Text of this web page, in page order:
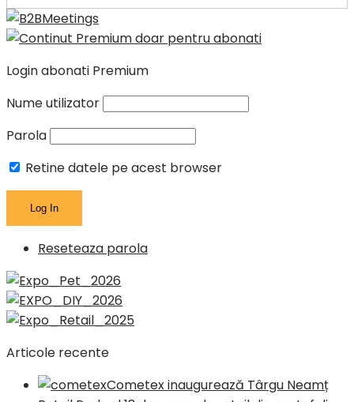
Login abonati Premium
Nume utilizator
Parola
Retine datele pe acest browser
Reseteaza parola
Articole recente
Cometex inaugurează Târgu Neamț